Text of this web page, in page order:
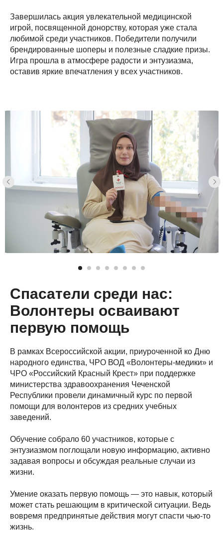
Завершилась акция увлекательной медицинской
игрой, посвященной донорству, которая уже стала
любимой среди участников. Победители получили
брендированные шоперы и полезные сладкие призы.
Игра прошла в атмосфере радости и энтузиазма,
оставив яркие впечатления у всех участников.
Спасатели среди нас:
Волонтеры осваивают
первую помощь
В рамках Всероссийской акции, приуроченной ко Дню
народного единства, ЧРО ВОД «Волонтеры-медики» и
ЧРО «Российский Красный Крест» при поддержке
министерства здравоохранения Чеченской
Республики провели динамичный курс по первой
помощи для волонтеров из средних учебных
заведений.
Обучение собрало 60 участников, которые с
энтузиазмом поглощали новую информацию, активно
задавая вопросы и обсуждая реальные случаи из
жизни.
Умение оказать первую помощь — это навык, который
может стать решающим в критической ситуации. Ведь
вовремя предпринятые действия могут спасти чью-то
жизнь.